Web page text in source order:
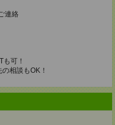
連絡
可！
相談もOK！